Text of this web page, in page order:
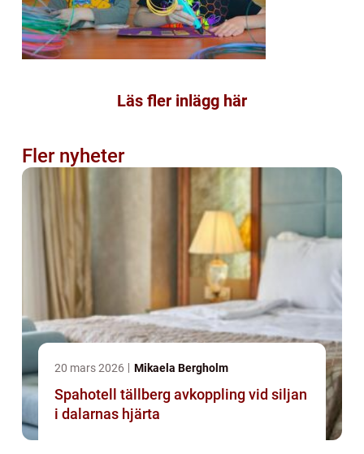
Läs fler inlägg här
Fler nyheter
20 mars 2026 Mikaela Bergholm
Spahotell tällberg avkoppling vid siljan
i dalarnas hjärta